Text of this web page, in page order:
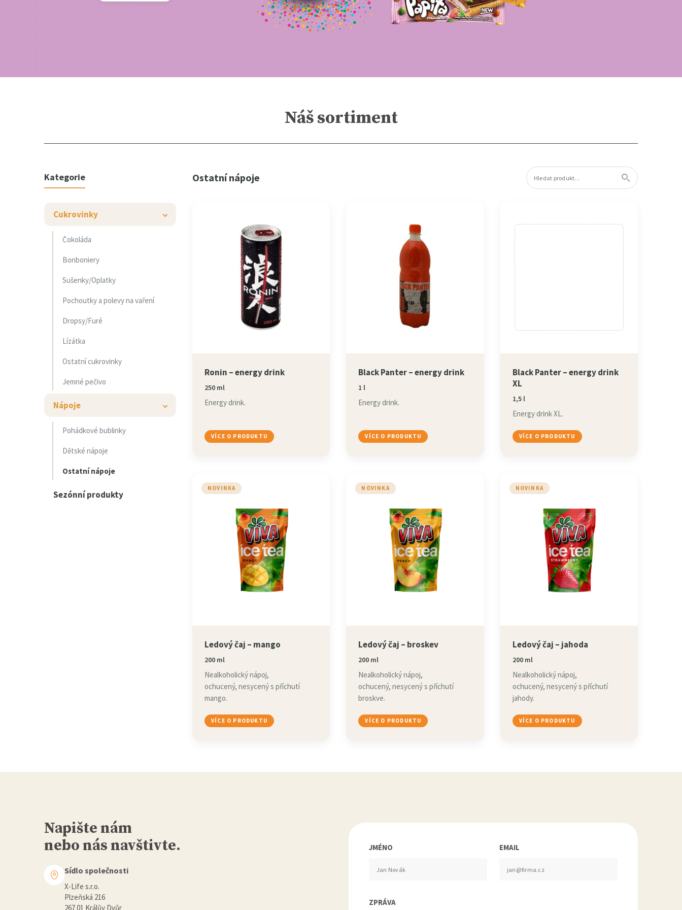
Náš sortiment
Kategorie
Cukrovinky
Čokoláda
Bonboniery
Sušenky/Oplatky
Pochoutky a polevy na vaření
Dropsy/Furé
Lízátka
Ostatní cukrovinky
Jemné pečivo
Nápoje
Pohádkové bublinky
Dětské nápoje
Ostatní nápoje
Sezónní produkty
Ostatní nápoje
Ronin – energy drink
250 ml
Energy drink.
VÍCE O PRODUKTU
Black Panter – energy drink
1 l
Energy drink.
VÍCE O PRODUKTU
Black Panter – energy drink
XL
1,5 l
Energy drink XL.
VÍCE O PRODUKTU
NOVINKA
Ledový čaj – mango
200 ml
Nealkoholický nápoj,
ochucený, nesycený s příchutí
mango.
VÍCE O PRODUKTU
NOVINKA
Ledový čaj – broskev
200 ml
Nealkoholický nápoj,
ochucený, nesycený s příchutí
broskve.
VÍCE O PRODUKTU
NOVINKA
Ledový čaj – jahoda
200 ml
Nealkoholický nápoj,
ochucený, nesycený s příchutí
jahody.
VÍCE O PRODUKTU
Napište nám
nebo nás navštivte.
Sídlo společnosti
X-Life s.r.o.
Plzeňská 216
267 01 Králův Dvůr
JMÉNO EMAIL
ZPRÁVA